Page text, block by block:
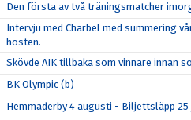
Den första av två träningsmatcher
Intervju med Charbel med summering
hösten.
Skövde AIK tillbaka som vinnare innan
BK Olympic (b)
Hemmaderby 4 augusti - Biljettsläpp 25